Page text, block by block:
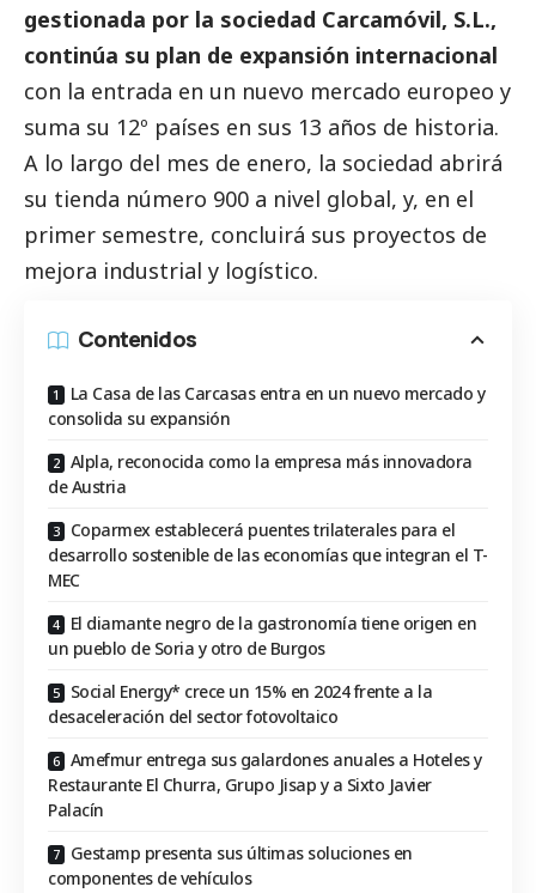
gestionada por la sociedad Carcamóvil, S.L.,
continúa su plan de expansión internacional
con la entrada en un nuevo mercado europeo y
suma su 12º países en sus 13 años de historia.
A lo largo del mes de enero, la sociedad abrirá
su tienda número 900 a nivel global, y, en el
primer semestre, concluirá sus proyectos de
mejora industrial y logístico.
Contenidos
La Casa de las Carcasas entra en un nuevo mercado y
consolida su expansión
Alpla, reconocida como la empresa más innovadora
de Austria
Coparmex establecerá puentes trilaterales para el
desarrollo sostenible de las economías que integran el T-
MEC
El diamante negro de la gastronomía tiene origen en
un pueblo de Soria y otro de Burgos
Social Energy* crece un 15% en 2024 frente a la
desaceleración del sector fotovoltaico
Amefmur entrega sus galardones anuales a Hoteles y
Restaurante El Churra, Grupo Jisap y a Sixto Javier
Palacín
Gestamp presenta sus últimas soluciones en
componentes de vehículos